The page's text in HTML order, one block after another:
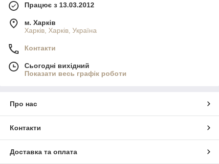
Працює з 13.03.2012
м. Харків
Харків, Харків, Україна
Контакти
Сьогодні вихідний
Показати весь графік роботи
Про нас
Контакти
Доставка та оплата